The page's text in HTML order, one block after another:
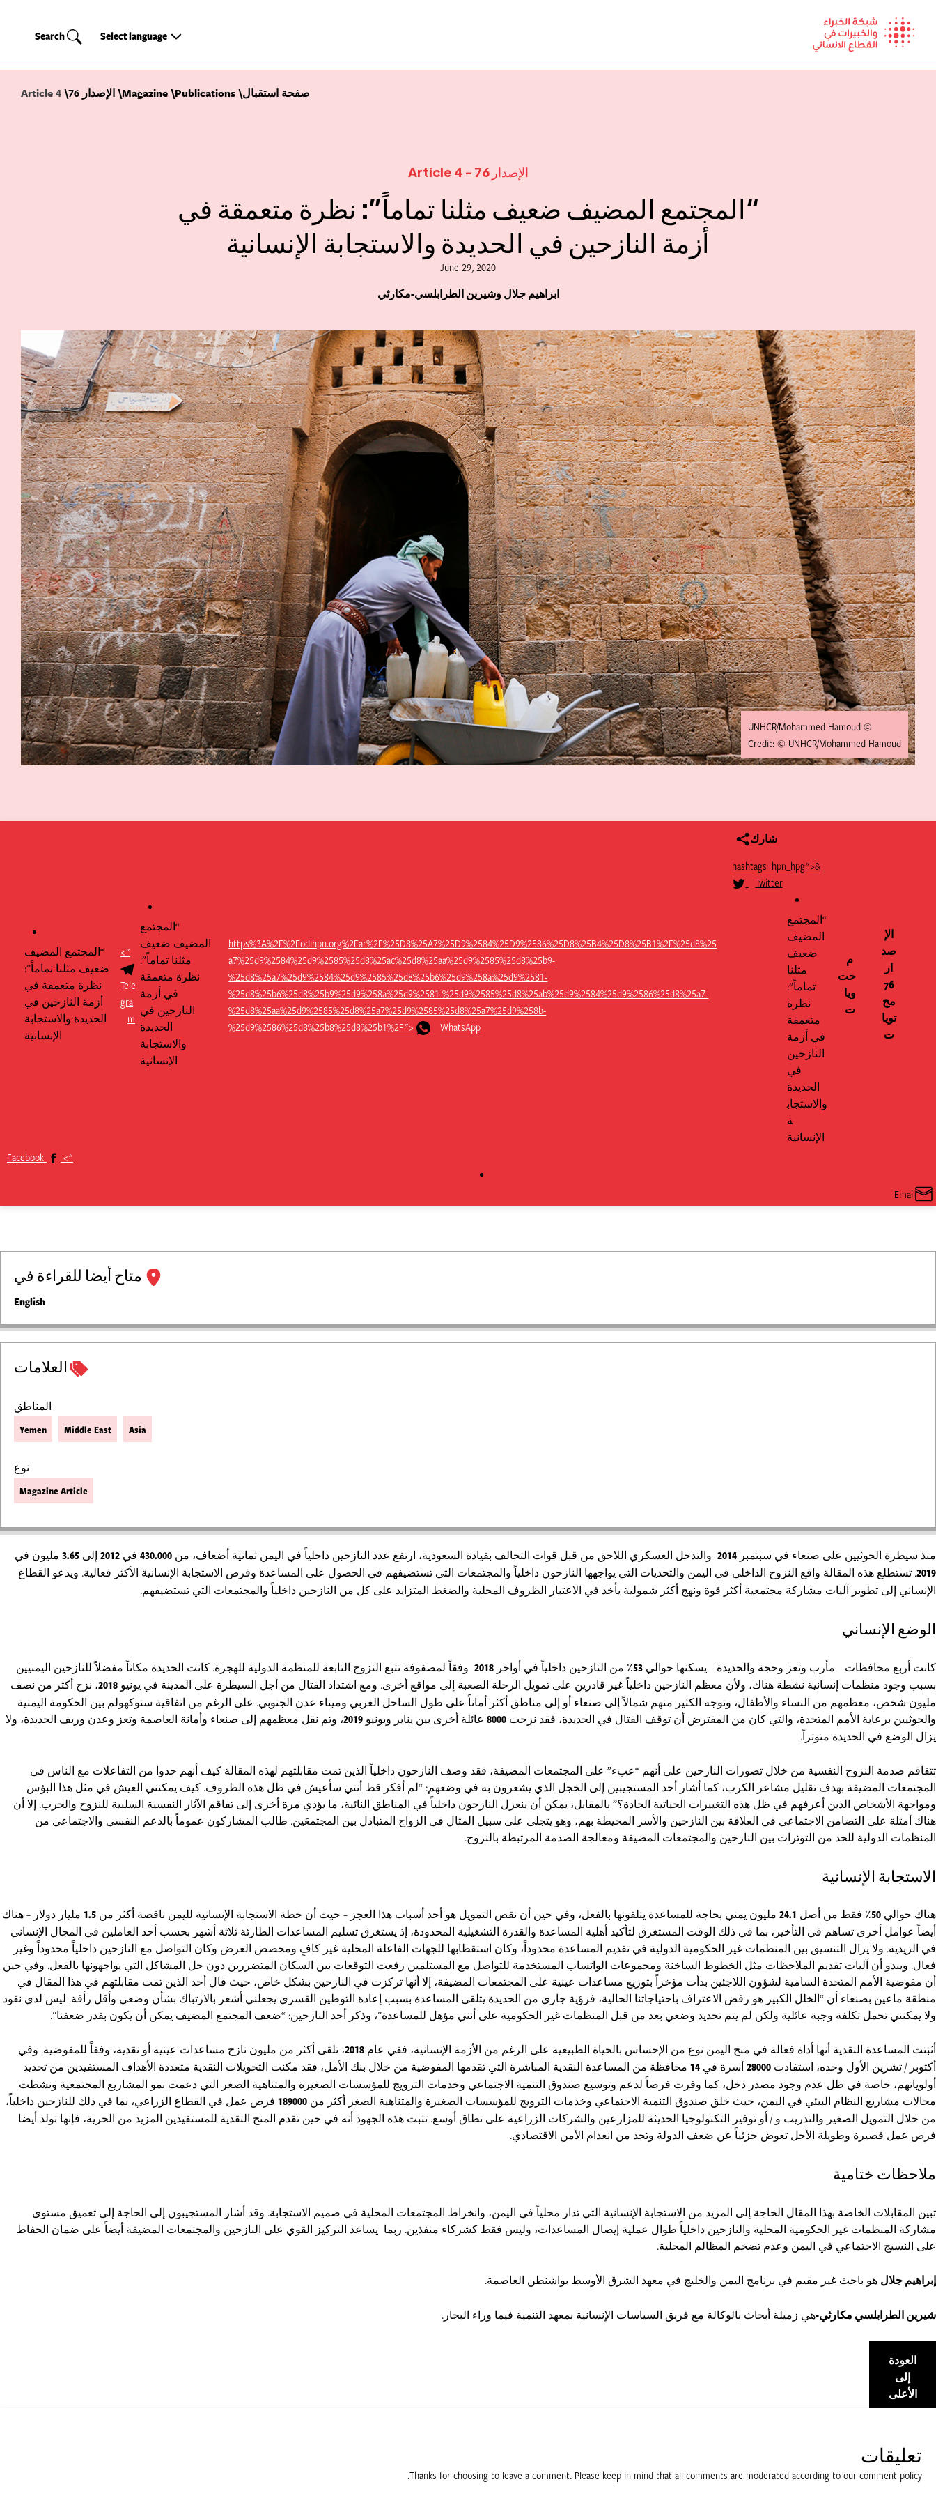
content
Select
Select language
Search
Search
صفحة استقبال Publications
Magazine الإصدار 76 Article 4
الإصدار 76 - Article 4
“المجتمع المضيف ضعيف مثلنا تماماً”: نظرة متعمقة في
أزمة النازحين في الحديدة والاستجابة الإنسانية
June 29, 2020
ابراهيم جلال وشيرين الطرابلسي-مكارثي
© UNHCR/Mohammed Hamoud
Credit: © UNHCR/Mohammed Hamoud
الإ
صد
ار
76
مح
تويا
ت
م
حت
ويا
ت
شارك
&hashtags=hpn_hpg">
Twitter
Twitter
“المجتمع
المضيف
ضعيف
مثلنا
تماماً”:
نظرة
متعمقة
في أزمة
النازحين
في
الحديدة
والاستجاب
ة
الإنسانية
https%3A%2F%2Fodihpn.org%2Far%2F%25D8%25A7%25D9%2584%25D9%2586%25D8%25B4%25D8%25B1%2F%25d8%25
a7%25d9%2584%25d9%2585%25d8%25ac%25d8%25aa%25d9%2585%25d8%25b9-
%25d8%25a7%25d9%2584%25d9%2585%25d8%25b6%25d9%258a%25d9%2581-
%25d8%25b6%25d8%25b9%25d9%258a%25d9%2581-%25d9%2585%25d8%25ab%25d9%2584%25d9%2586%25d8%25a7-
%25d8%25aa%25d9%2585%25d8%25a7%25d9%2585%25d8%25a7%25d9%258b-
%25d9%2586%25d8%25b8%25d8%25b1%2F">
WhatsApp WhatsApp
“المجتمع
المضيف ضعيف
مثلنا تماماً”:
نظرة متعمقة
في أزمة
النازحين في
الحديدة
والاستجابة
الإنسانية
">
Telegram
Tele
gra
m
“المجتمع المضيف
ضعيف مثلنا تماماً”:
نظرة متعمقة في
أزمة النازحين في
الحديدة والاستجابة
الإنسانية
">
Facebook
Facebook
Share
Email
متاح أيضا للقراءة في
English
العلامات
المناطق
Asia
Middle East
Yemen
نوع
Magazine Article
منذ سيطرة الحوثيين على صنعاء في سبتمبر 2014 والتدخل العسكري اللاحق من قبل قوات التحالف بقيادة السعودية، ارتفع عدد النازحين داخلياً في اليمن ثمانية أضعاف، من 430.000 في 2012 إلى 3.65 مليون في
2019. تستطلع هذه المقالة واقع النزوح الداخلي في اليمن والتحديات التي يواجهها النازحون داخلياً والمجتمعات التي تستضيفهم في الحصول على المساعدة وفرص الاستجابة الإنسانية الأكثر فعالية. ويدعو القطاع
الإنساني إلى تطوير آليات مشاركة مجتمعية أكثر قوة ونهج أكثر شمولية يأخذ في الاعتبار الظروف المحلية والضغط المتزايد على كل من النازحين داخلياً والمجتمعات التي تستضيفهم.
الوضع الإنساني
كانت أربع محافظات – مأرب وتعز وحجة والحديدة – يسكنها حوالي 53٪ من النازحين داخلياً في أواخر 2018 وفقاً لمصفوفة تتبع النزوح التابعة للمنظمة الدولية للهجرة. كانت الحديدة مكاناً مفضلاً للنازحين اليمنيين
بسبب وجود منظمات إنسانية نشطة هناك، ولأن معظم النازحين داخلياً غير قادرين على تمويل الرحلة الصعبة إلى مواقع أخرى. ومع اشتداد القتال من أجل السيطرة على المدينة في يونيو 2018، نزح أكثر من نصف
مليون شخص، معظمهم من النساء والأطفال، وتوجه الكثير منهم شمالاً إلى صنعاء أو إلى مناطق أكثر أماناً على طول الساحل الغربي وميناء عدن الجنوبي. على الرغم من اتفاقية ستوكهولم بين الحكومة اليمنية
والحوثيين برعاية الأمم المتحدة، والتي كان من المفترض أن توقف القتال في الحديدة، فقد نزحت 8000 عائلة أخرى بين يناير ويونيو 2019، وتم نقل معظمهم إلى صنعاء وأمانة العاصمة وتعز وعدن وريف الحديدة، ولا
يزال الوضع في الحديدة متوتراً.
تتفاقم صدمة النزوح النفسية من خلال تصورات النازحين على أنهم “عبء” على المجتمعات المضيفة، فقد وصف النازحون داخلياً الذين تمت مقابلتهم لهذه المقالة كيف أنهم حدوا من التفاعلات مع الناس في
المجتمعات المضيفة بهدف تقليل مشاعر الكرب، كما أشار أحد المستجيبين إلى الخجل الذي يشعرون به في وضعهم: “لم أفكر قط أنني سأعيش في ظل هذه الظروف. كيف يمكنني العيش في مثل هذا البؤس
ومواجهة الأشخاص الذين أعرفهم في ظل هذه التغييرات الحياتية الحادة؟” بالمقابل، يمكن أن ينعزل النازحون داخلياً في المناطق النائية، ما يؤدي مرة أخرى إلى تفاقم الآثار النفسية السلبية للنزوح والحرب. إلا أن
هناك أمثلة على التضامن الاجتماعي في العلاقة بين النازحين والأسر المحيطة بهم، وهو يتجلى على سبيل المثال في الزواج المتبادل بين المجتمعَين. طالب المشاركون عموماً بالدعم النفسي والاجتماعي من
المنظمات الدولية للحد من التوترات بين النازحين والمجتمعات المضيفة ومعالجة الصدمة المرتبطة بالنزوح.
الاستجابة الإنسانية
هناك حوالي 50٪ فقط من أصل 24.1 مليون يمني بحاجة للمساعدة يتلقونها بالفعل، وفي حين أن نقص التمويل هو أحد أسباب هذا العجز – حيث أن خطة الاستجابة الإنسانية لليمن ناقصة أكثر من 1.5 مليار دولار – هناك
أيضاً عوامل أخرى تساهم في التأخير، بما في ذلك الوقت المستغرق لتأكيد أهلية المساعدة والقدرة التشغيلية المحدودة، إذ يستغرق تسليم المساعدات الطارئة ثلاثة أشهر بحسب أحد العاملين في المجال الإنساني
في الزيدية. ولا يزال التنسيق بين المنظمات غير الحكومية الدولية في تقديم المساعدة محدوداً، وكان استقطابها للجهات الفاعلة المحلية غير كافٍ ومخصص الغرض وكان التواصل مع النازحين داخلياً محدوداً وغير
فعال. ويبدو أن آليات تقديم الملاحظات مثل الخطوط الساخنة ومجموعات الواتساب المستخدمة للتواصل مع المستلمين رفعت التوقعات بين السكان المتضررين دون حل المشاكل التي يواجهونها بالفعل. وفي حين
أن مفوضية الأمم المتحدة السامية لشؤون اللاجئين بدأت مؤخراً بتوزيع مساعدات عينية على المجتمعات المضيفة، إلا أنها تركزت في النازحين بشكل خاص، حيث قال أحد الذين تمت مقابلتهم في هذا المقال في
منطقة ماعين بصنعاء أن “الخلل الكبير هو رفض الاعتراف باحتياجاتنا الحالية، فرؤية جاري من الحديدة يتلقى المساعدة بسبب إعادة التوطين القسري يجعلني أشعر بالارتباك بشأن وضعي وأقل رأفة. ليس لدي نقود
ولا يمكنني تحمل تكلفة وجبة عائلية ولكن لم يتم تحديد وضعي بعد من قبل المنظمات غير الحكومية على أنني مؤهل للمساعدة”، وذكر أحد النازحين: “ضعف المجتمع المضيف يمكن أن يكون بقدر ضعفنا”.
أثبتت المساعدة النقدية أنها أداة فعالة في منح اليمن نوع من الإحساس بالحياة الطبيعية على الرغم من الأزمة الإنسانية، ففي عام 2018، تلقى أكثر من مليون نازح مساعدات عينية أو نقدية، وفقاً للمفوضية. وفي
أكتوبر / تشرين الأول وحده، استفادت 28000 أسرة في 14 محافظة من المساعدة النقدية المباشرة التي تقدمها المفوضية من خلال بنك الأمل، فقد مكنت التحويلات النقدية متعددة الأهداف المستفيدين من تحديد
أولوياتهم، خاصة في ظل عدم وجود مصدر دخل، كما وفرت فرصاً لدعم وتوسيع صندوق التنمية الاجتماعي وخدمات الترويج للمؤسسات الصغيرة والمتناهية الصغر التي دعمت نمو المشاريع المجتمعية ونشطت
مجالات مشاريع النظام البيئي في اليمن، حيث خلق صندوق التنمية الاجتماعي وخدمات الترويج للمؤسسات الصغيرة والمتناهية الصغر أكثر من 189000 فرص عمل في القطاع الزراعي، بما في ذلك للنازحين داخلياً،
من خلال التمويل الصغير والتدريب و / أو توفير التكنولوجيا الحديثة للمزارعين والشركات الزراعية على نطاق أوسع. تثبت هذه الجهود أنه في حين تقدم المنح النقدية للمستفيدين المزيد من الحرية، فإنها تولد أيضا
فرص عمل قصيرة وطويلة الأجل تعوض جزئياً عن ضعف الدولة وتحد من انعدام الأمن الاقتصادي.
ملاحظات ختامية
تبين المقابلات الخاصة بهذا المقال الحاجة إلى المزيد من الاستجابة الإنسانية التي تدار محلياً في اليمن، وانخراط المجتمعات المحلية في صميم الاستجابة. وقد أشار المستجيبون إلى الحاجة إلى تعميق مستوى
مشاركة المنظمات غير الحكومية المحلية والنازحين داخلياً طوال عملية إيصال المساعدات، وليس فقط كشركاء منفذين. ربما يساعد التركيز القوي على النازحين والمجتمعات المضيفة أيضاً على ضمان الحفاظ
على النسيج الاجتماعي في اليمن وعدم تضخم المظالم المحلية.
إبراهيم جلال هو باحث غير مقيم في برنامج اليمن والخليج في معهد الشرق الأوسط بواشنطن العاصمة.
شيرين الطرابلسي مكارثي-هي زميلة أبحاث بالوكالة مع فريق السياسات الإنسانية بمعهد التنمية فيما وراء البحار.
العودة
إلى
الأعلى
تعليقات
Thanks for choosing to leave a comment. Please keep in mind that all comments are moderated according to our comment policy.